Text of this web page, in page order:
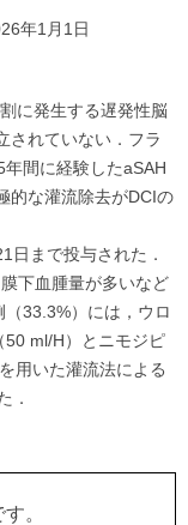
年1月1日
に発生する遅発性脳
されていない．フラ
間に経験したaSAH
的な灌流除去がDCIの
日まで投与された．
下血腫量が多いなど
33.3%）には，ウロ
ml/H）とニモジピ
用いた灌流法による
．
。